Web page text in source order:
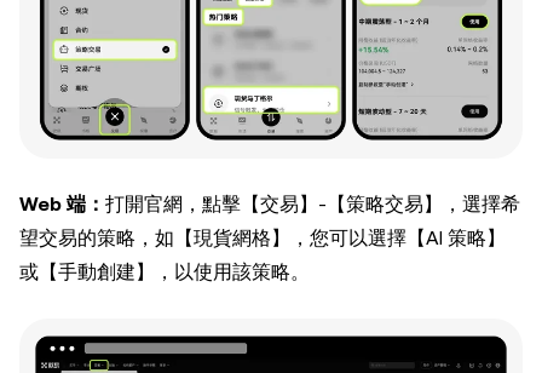
Web 端： 打開官網，點擊【交易】-【策略交易】，選擇希
望交易的策略，如【現貨網格】，您可以選擇【AI 策略】
或【手動創建】，以使用該策略。